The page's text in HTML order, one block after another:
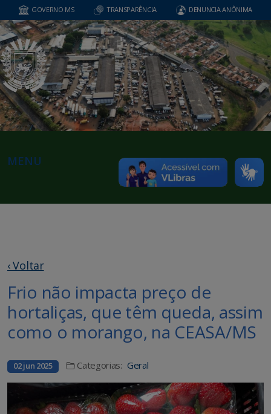
GOVERNO MS TRANSPARÊNCIA DENUNCIA ANÔNIMA
MENU
‹ Voltar
Frio não impacta preço de
hortaliças, que têm queda, assim
como o morango, na CEASA/MS
02 jun 2025 Categorias: Geral